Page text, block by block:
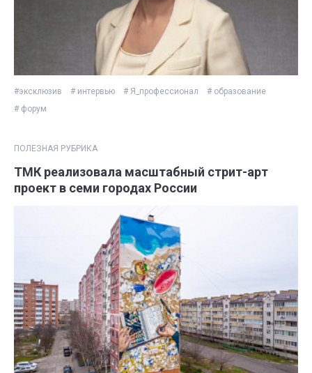
#эксклюзив # интервью # Я_профессионал
# образование
# форум
ПОЛЕЗНАЯ РУБРИКА
ТМК реализовала масштабный стрит-арт
проект в семи городах России